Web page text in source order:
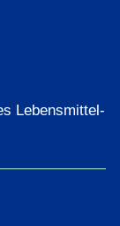
Lebensmittel-